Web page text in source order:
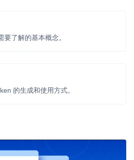
互通，实现收发流
品服务的统一入口
了解的基本概念。
的生成和使用方式。